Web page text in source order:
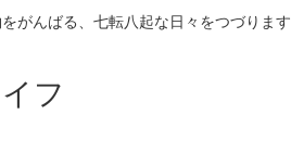
がんばる、七転八起な日々をつづります
フ